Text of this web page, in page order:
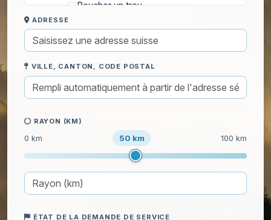
Boucher un trou
Enduire un mur
Peindre des volets
Peindre une porte
Peinture extérieure
Peinture intérieure
Pose de papier peint
Rénovation des sols
Serrurerie
Toiture et Extérieur
Cours particuliers
ADRESSE
VILLE, CANTON, CODE POSTAL
RAYON (KM)
0 km 50 km 100 km
ÉTAT DE LA DEMANDE DE SERVICE